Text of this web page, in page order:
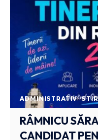
ADMINISTRATIV
RÂMNICU
CANDIDAT